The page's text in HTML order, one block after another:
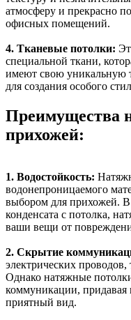
атмосферу и прекрасно
офисных помещений.
4. Тканевые потолки:
специальной ткани,
имеют свою уникальную
для создания особого
Преимущества
прихожей:
1. Водостойкость:
водонепроницаемого
выбором для прихожей. В
конденсата с потолка,
ваши вещи от
2. Скрытие
электрических
Однако натяжные
коммуникации, придавая
приятный вид.